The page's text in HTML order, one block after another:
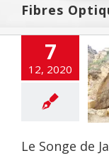
Fibres
7
12, 2020
de Jacob et
DEFENSE
Le Songe de